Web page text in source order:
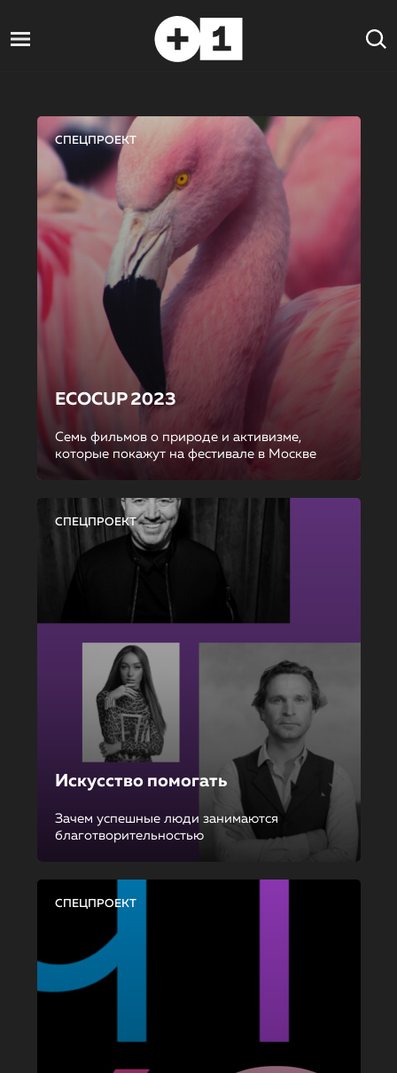
СПЕЦПРОЕКТ
ECOCUP 2023
Семь фильмов о природе и активизме,
которые покажут на фестивале в Москве
СПЕЦПРОЕКТ
Искусство помогать
Зачем успешные люди занимаются
благотворительностью
СПЕЦПРОЕКТ